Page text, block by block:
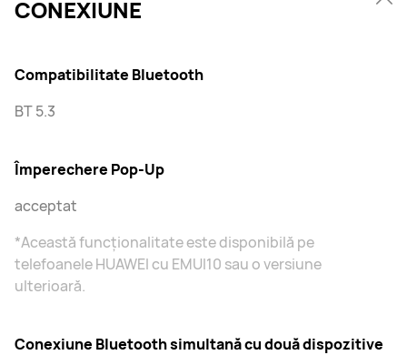
CONEXIUNE
Compatibilitate Bluetooth
BT 5.3
Împerechere Pop-Up
acceptat
*Această funcționalitate este disponibilă pe
telefoanele HUAWEI cu EMUI10 sau o versiune
ulterioară.
Conexiune Bluetooth simultană cu două dispozitive